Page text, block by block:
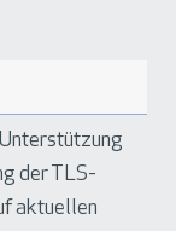
der TLS-
aktuellen